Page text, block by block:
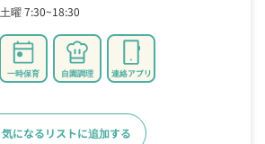
土曜 7:30~18:30
一時保育 自園調理 連絡アプリ
気になるリストに追加する